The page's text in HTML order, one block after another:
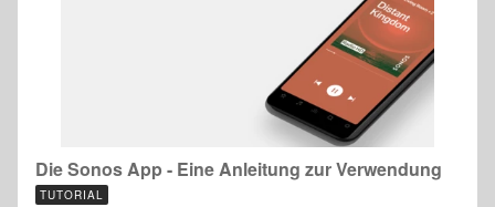
Die Sonos App - Eine Anleitung zur Verwendung
TUTORIAL